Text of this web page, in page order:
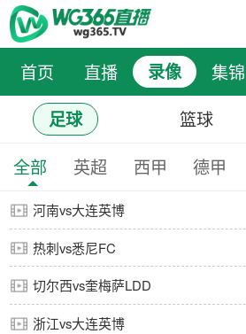
首页 直播 录像 集锦
足球
篮球
全部 英超 西甲 德甲
河南vs大连英博
热刺vs悉尼FC
切尔西vs奎梅萨LDD
浙江vs大连英博